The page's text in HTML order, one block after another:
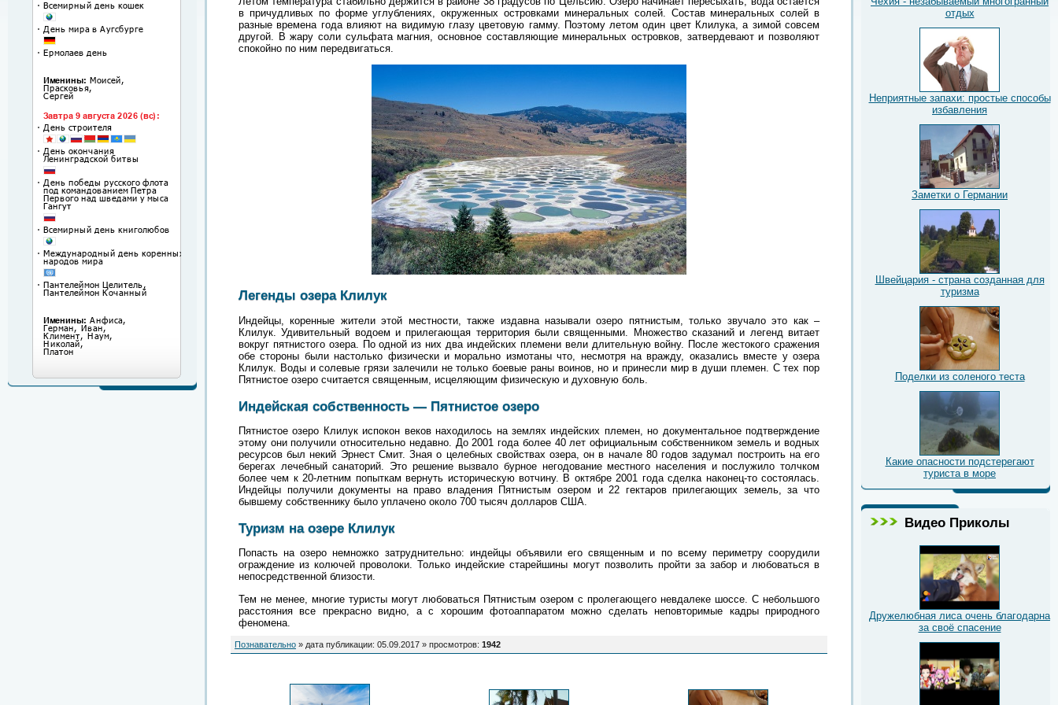
в причудливых по форме углублениях, окруженных островками минеральных солей. Состав минеральных солей в
разные времена года влияют на видимую глазу цветовую гамму. Поэтому летом один цвет Клилука, а зимой совсем
другой. В жару соли сульфата магния, основное составляющие минеральных островков, затвердевают и позволяют
спокойно по ним передвигаться.
Легенды озера Клилук
Индейцы, коренные жители этой местности, также издавна называли озеро пятнистым, только звучало это как –
Клилук. Удивительный водоем и прилегающая территория были священными. Множество сказаний и легенд витает
вокруг пятнистого озера. По одной из них два индейских племени вели длительную войну. После жестокого сражения
обе стороны были настолько физически и морально измотаны что, несмотря на вражду, оказались вместе у озера
Клилук. Воды и солевые грязи залечили не только боевые раны воинов, но и принесли мир в души племен. С тех пор
Пятнистое озеро считается священным, исцеляющим физическую и духовную боль.
Индейская собственность — Пятнистое озеро
Пятнистое озеро Клилук испокон веков находилось на землях индейских племен, но документальное подтверждение
этому они получили относительно недавно. До 2001 года более 40 лет официальным собственником земель и водных
ресурсов был некий Эрнест Смит. Зная о целебных свойствах озера, он в начале 80 годов задумал построить на его
берегах лечебный санаторий. Это решение вызвало бурное негодование местного населения и послужило толчком
более чем к 20-летним попыткам вернуть историческую вотчину. В октябре 2001 года сделка наконец-то состоялась.
Индейцы получили документы на право владения Пятнистым озером и 22 гектаров прилегающих земель, за что
бывшему собственнику было уплачено около 700 тысяч долларов США.
Туризм на озере Клилук
Попасть на озеро немножко затруднительно: индейцы объявили его священным и по всему периметру соорудили
ограждение из колючей проволоки. Только индейские старейшины могут позволить пройти за забор и любоваться в
непосредственной близости.
Тем не менее, многие туристы могут любоваться Пятнистым озером с пролегающего невдалеке шоссе. С небольшого
расстояния все прекрасно видно, а с хорошим фотоаппаратом можно сделать неповторимые кадры природного
феномена.
Познавательно » дата публикации: 05.09.2017 » просмотров: 1942
отдых
Неприятные запахи: простые способы
избавления
Заметки о Германии
Швейцария - страна созданная для
туризма
Поделки из соленого теста
Какие опасности подстерегают
туриста в море
Видео Приколы
Дружелюбная лиса очень благодарна
за своё спасение